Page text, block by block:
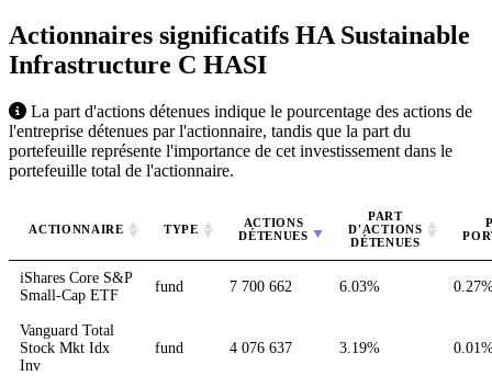
Actionnaires significatifs HA Sustainable
Infrastructure C HASI
La part d'actions détenues indique le pourcentage des actions de
l'entreprise détenues par l'actionnaire, tandis que la part du
portefeuille représente l'importance de cet investissement dans le
portefeuille total de l'actionnaire.
ACTIONNAIRE TYPE
ACTIONS
DÉTENUES
PART
D'ACTIONS
DÉTENUES
iShares Core S&P
Small-Cap ETF
fund 7 700 662 6.03%
Vanguard Total
Stock Mkt Idx
Inv
fund 4 076 637 3.19%